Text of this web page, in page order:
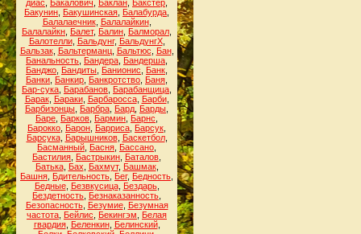
диас
Бакалович Баклан Бакстер
Бакунин Бакушинская Балабурда
Балалаечник, Балалайкин,
Балалайкн Балет, Балин Балморал
Балотелли, Бальдунг, БальдунгХ,
Бальзак, Бальтерманц, Бальтюс Бан,
Банальность Бандера Бандерша
Банджо Бандиты Банионис Банк
Банки Банкир Банкротство Баня
Бар-сука Барабанов Барабанщица
Барак, Бараки, Барбаросса, Барби,
Барбизонцы Барбра Бард Барды
Баре Барков Бармин Барнс
Барокко Барон Барриса Барсук
Барсука, Барышников, Баскетбол,
Басманный Басня Бассано
Бастилия Бастрыкин Баталов
Батька, Бах Бахмут, Башмак,
Башня Бдительность Бег, Бедность
Бедные, Безвкусица, Бездарь,
Бездетность Безнаказанность
Безопасность, Безумие, Безумная
частота Бейлис Бекингэм
Белая
гвардия, Беленкин, Белинский,